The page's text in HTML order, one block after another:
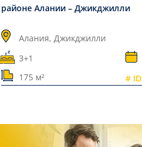
районе Алании – Джикджилли
Алания, Джикджилли
3+1
175 м²
# ID